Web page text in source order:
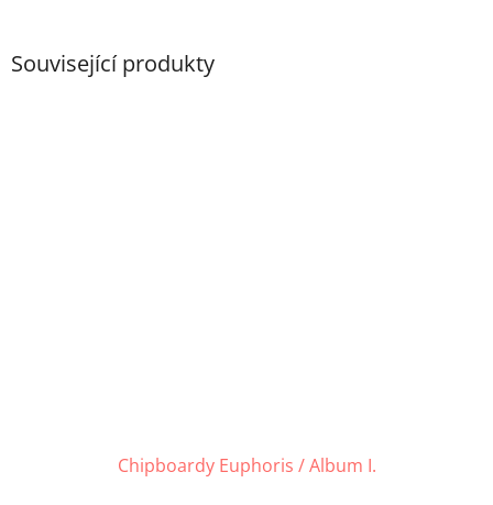
Související produkty
Chipboardy Euphoris / Album I.